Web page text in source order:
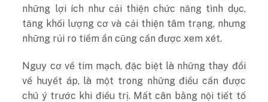
những lợi ích như cải thiện chức năng tình dục,
tăng khối lượng cơ và cải thiện tâm trạng, nhưng
những rủi ro tiềm ẩn cũng cần được xem xét.
Nguy cơ về tim mạch, đặc biệt là những thay đổi
về huyết áp, là một trong những điều cần được
chú ý trước khi điều trị. Mất cân bằng nội tiết tố